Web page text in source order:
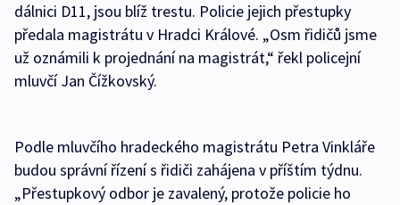
dálnici D11, jsou blíž trestu. Policie jejich přestupky
předala magistrátu v Hradci Králové. „Osm řidičů jsme
už oznámili k projednání na magistrát,“ řekl policejní
mluvčí Jan Čížkovský.
Podle mluvčího hradeckého magistrátu Petra Vinkláře
budou správní řízení s řidiči zahájena v příštím týdnu.
„Přestupkový odbor je zavalený, protože policie ho